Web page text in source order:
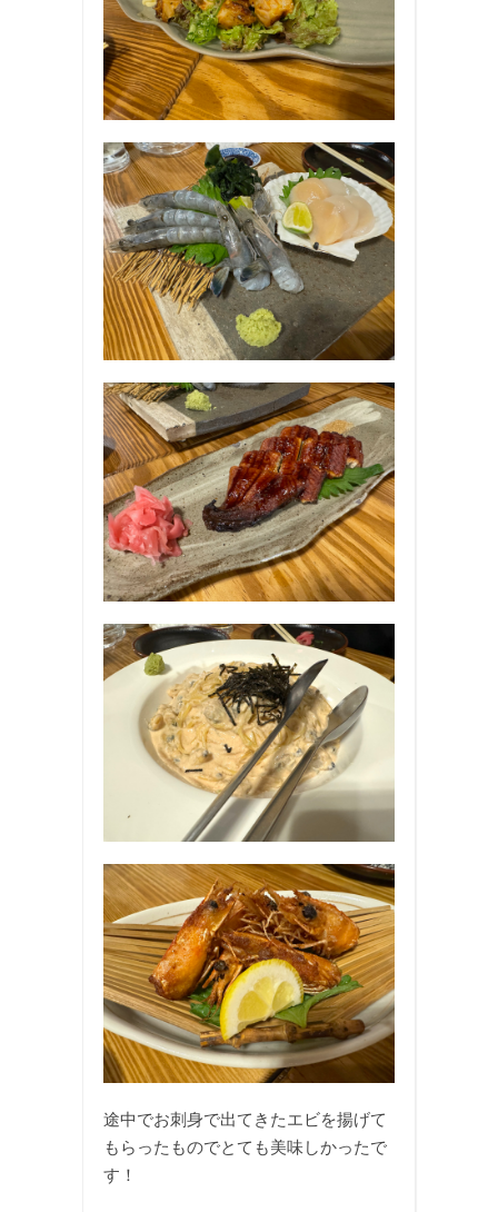
途中でお刺身で出てきたエビを揚げて
もらったものでとても美味しかったで
す！